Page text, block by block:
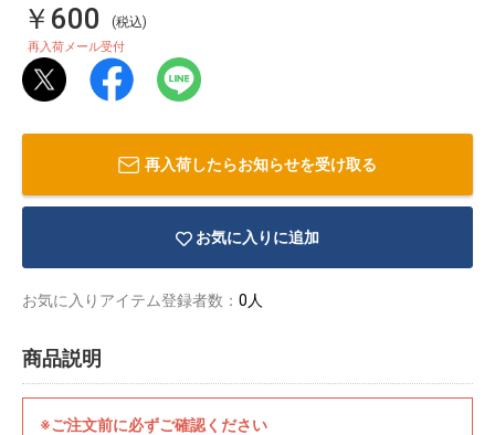
￥600 (税込)
再入荷メール受付
再入荷したらお知らせを受け取る
お気に入りに追加
お気に入りアイテム登録者数： 0人
商品説明
※ご注文前に必ずご確認ください